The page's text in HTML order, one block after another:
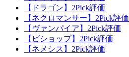
【ドラゴン】2Pick評価
【ネクロマンサー】2Pick評価
【ヴァンパイア】2Pick評価
【ビショップ】2Pick評価
【ネメシス】2Pick評価